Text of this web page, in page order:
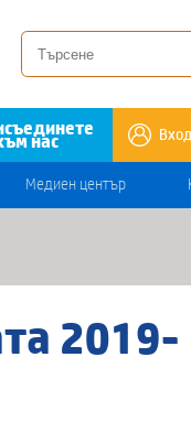
нас
Медиен център
2019-